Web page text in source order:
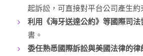
起訴訟，可直接對平台公司產生約
利用《海牙送達公約》等國際司法
書。
委任熟悉國際訴訟與美國法律的律